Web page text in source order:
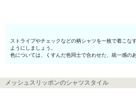
ストライプやチェックなどの柄シャツを一枚で着こ
ようにしましょう。
色については、くすんだ色同士で合わせた、統一感の
メッシュスリッポンのシャツスタイル